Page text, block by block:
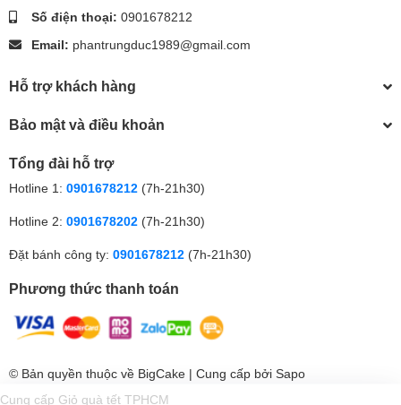
Số điện thoại: 0901678212
Email: phantrungduc1989@gmail.com
Hỗ trợ khách hàng
Bảo mật và điều khoản
Tổng đài hỗ trợ
Hotline 1: 0901678212 (7h-21h30)
Hotline 2: 0901678202 (7h-21h30)
Đặt bánh công ty: 0901678212 (7h-21h30)
Phương thức thanh toán
© Bản quyền thuộc về BigCake | Cung cấp bởi Sapo
Cung cấp Giỏ quà tết TPHCM
Gọi điện Nhắn tin